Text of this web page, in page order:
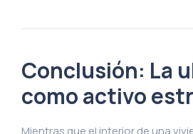
Conclusión: La
como activo
Mientras que el interior de una